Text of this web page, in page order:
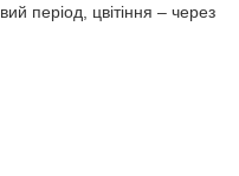
період, цвітіння – через